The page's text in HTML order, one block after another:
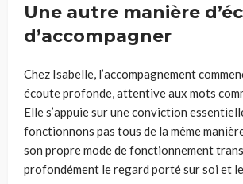
Une autre manière
d’accompagner
Chez Isabelle, l’accompagnement
écoute profonde, attentive aux mots
Elle s’appuie sur une conviction
fonctionnons pas tous de la même
son propre mode de fonctionnement
profondément le regard porté sur soi et